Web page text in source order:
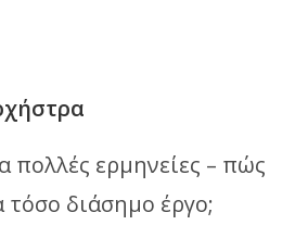
ερμηνείες – πώς
τόσο διάσημο έργο;